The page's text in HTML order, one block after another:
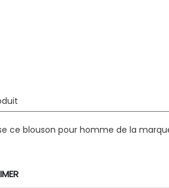
ce blouson pour homme de la marque